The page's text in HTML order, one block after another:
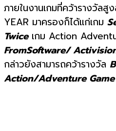
ภายในงานเกมที่คว้ารางวัล
YEAR มาครองก็ได้แก่เกม
Twiceเกม Action
FromSoftware/
กล่าวยังสามารถคว้ารางวัล
Action/Adventure Game